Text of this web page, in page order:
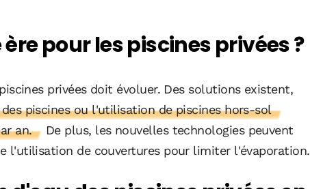
pour les piscines privées ?
privées doit évoluer. Des solutions existent,
piscines ou l'utilisation de piscines hors-sol
an.
De plus, les nouvelles technologies peuvent
l'utilisation de couvertures pour limiter l'évaporation.